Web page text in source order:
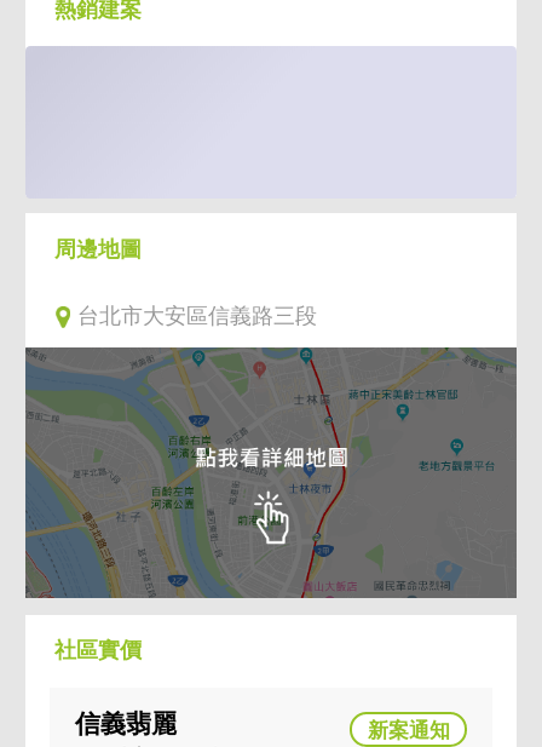
熱銷建案
周邊地圖
台北市大安區信義路三段
社區實價
信義翡麗